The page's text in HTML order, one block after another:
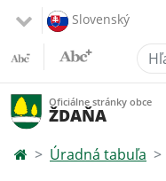
Slovenský
Oficiálne stránky obce
ŽDAŇA
Úradná tabuľa